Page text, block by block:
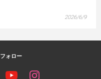
2026/6/9
ォロー